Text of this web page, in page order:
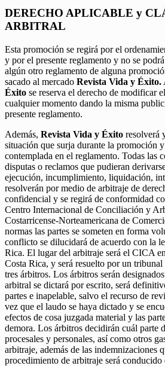
DERECHO APLICABLE y
ARBITRAL
Esta promoción se regirá por el
y por el presente reglamento y no se
algún otro reglamento de alguna
sacado al mercado Revista Vida y Éxito.
Éxito se reserva el derecho de modificar
cualquier momento dando la misma
presente reglamento.
Además, Revista Vida y Éxito resolverá
situación que surja durante la promoción
contemplada en el reglamento. Todas las
disputas o reclamos que pudieran
ejecución, incumplimiento, liquidación,
resolverán por medio de arbitraje de
confidencial y se regirá de conformidad
Centro Internacional de Conciliación y
Costarricense-Norteamericana de
normas las partes se someten en forma
conflicto se dilucidará de acuerdo con la
Rica. El lugar del arbitraje será el CICA
Costa Rica, y será resuelto por un
tres árbitros. Los árbitros serán
arbitral se dictará por escrito, será
partes e inapelable, salvo el recurso de
vez que el laudo se haya dictado y se
efectos de cosa juzgada material y las
demora. Los árbitros decidirán cuál parte
procesales y personales, así como otros
arbitraje, además de las indemnizaciones
procedimiento de arbitraje será conducido